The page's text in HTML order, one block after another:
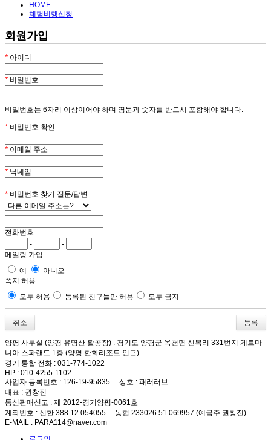
HOME
체험비행신청
회원가입
* 아이디
* 비밀번호
비밀번호는 6자리 이상이어야 하며 영문과 숫자를 반드시 포함해야 합니다.
* 비밀번호 확인
* 이메일 주소
* 닉네임
* 비밀번호 찾기 질문/답변
전화번호
-
-
메일링 가입
예
아니오
쪽지 허용
모두 허용
등록된 친구들만 허용 모두 금지
취소
양평 사무실 (양평 유명산 활공장) : 경기도 양평군 옥천면 신복리 331번지 게르마
니아 스파랜드 1층 (양평 한화리조트 인근)
경기 통합 전화 : 031-774-1022
HP : 010-4255-1102
사업자 등록번호 : 126-19-95835 상호 : 패러러브
대표 : 권창진
통신판매신고 : 제 2012-경기양평-0061호
계좌번호 : 신한 388 12 054055 농협 233026 51 069957 (예금주 권창진)
E-MAIL : PARA114@naver.com